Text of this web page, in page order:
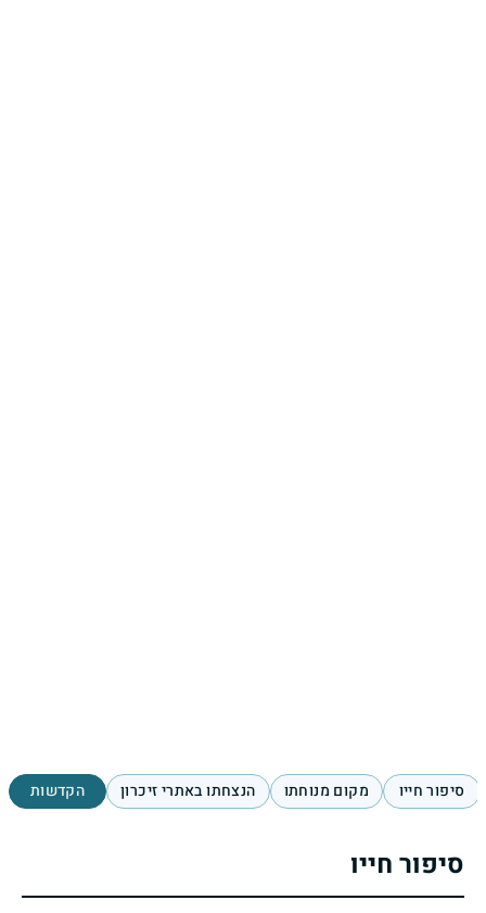
סיפור חייו מקום מנוחתו הנצחתו באתרי זיכרון הקדשות
סיפור חייו